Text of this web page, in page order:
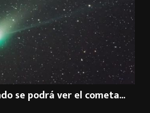
se podrá ver el cometa...